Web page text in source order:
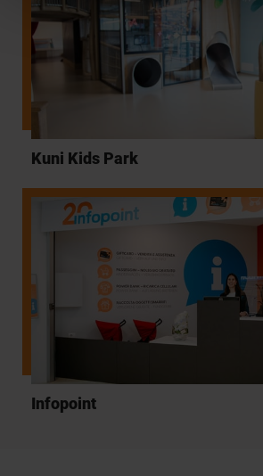
Kuni Kids Park
Infopoint